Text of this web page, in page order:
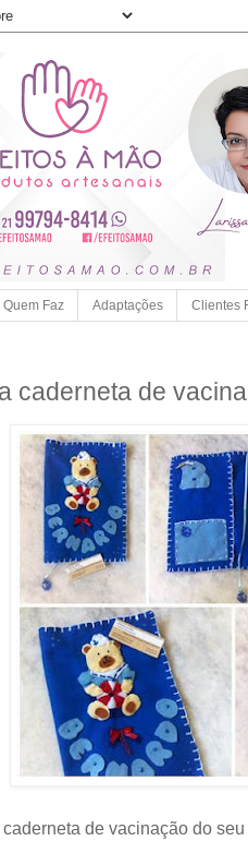
Quem Faz Adaptações Clientes
caderneta de
de vacinação do